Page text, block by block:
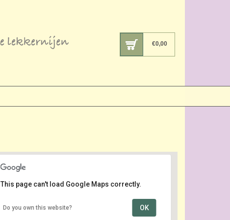
€0,00
centrum
This page can't load Google Maps correctly.
Do you own this website? OK